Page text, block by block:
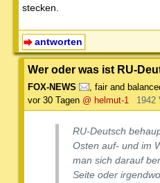
stecken.
antworten
Wer oder was ist RU-
FOX-NEWS , fair and
vor 30 Tagen @ helmut-1 1942
RU-Deutsch
Osten auf- und im
man sich darauf
Seite oder